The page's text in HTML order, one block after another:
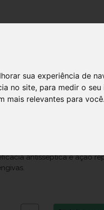
sua experiência de
no site, para medir o
mais relevantes para você.
GEL DENT
antisséptica e ação